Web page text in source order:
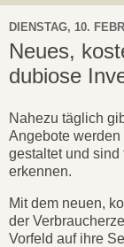
DIENSTAG, 10.
Neues,
dubiose
Nahezu täglich
Angebote
gestaltet und sind
erkennen.
Mit dem neuen,
der
Vorfeld auf ihre